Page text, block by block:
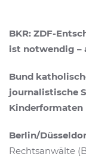
BKR: ZDF-
ist notwendig –
Bund
journalistische
Kinderformaten
Berlin/
Rechtsanwälte